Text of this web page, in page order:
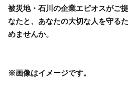
被災地・石川の企業エピオスがご
なたと、あなたの大切な人を守る
めませんか。
※画像はイメージです。